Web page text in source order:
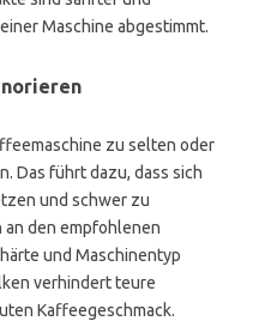
Maschine abgestimmt.
zu selten oder
Das führt dazu, dass sich
und schwer zu
den empfohlenen
und Maschinentyp
verhindert teure
Kaffeegeschmack.